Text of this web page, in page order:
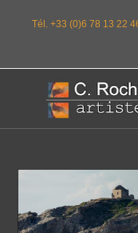
Tél. +33 (0)6 78 13 22